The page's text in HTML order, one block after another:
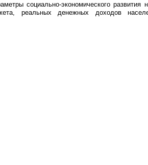
социально-экономического развития
реальных денежных доходов